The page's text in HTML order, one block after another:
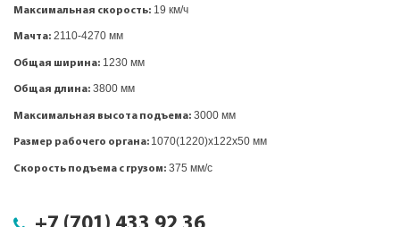
Максимальная скорость: 19 км/ч
Мачта: 2110-4270 мм
Общая ширина: 1230 мм
Общая длина: 3800 мм
Максимальная высота подъема: 3000 мм
Размер рабочего органа: 1070(1220)x122x50 мм
Скорость подъема с грузом: 375 мм/с